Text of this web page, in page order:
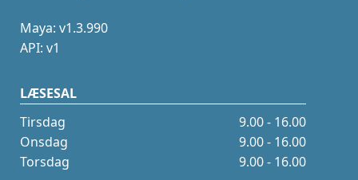
Maya: v1.3.990
API: v1
LÆSESAL
Tirsdag
9.00 - 16.00
Onsdag
9.00 - 16.00
Torsdag
9.00 - 16.00